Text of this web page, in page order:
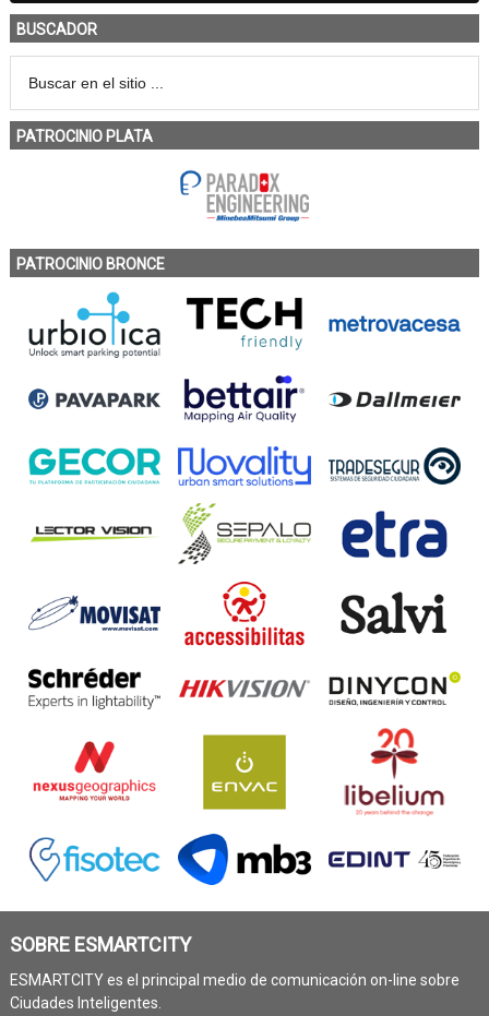
BUSCADOR
PATROCINIO PLATA
PATROCINIO BRONCE
SOBRE ESMARTCITY
ESMARTCITY es el principal medio de comunicación on-line sobre
Ciudades Inteligentes.